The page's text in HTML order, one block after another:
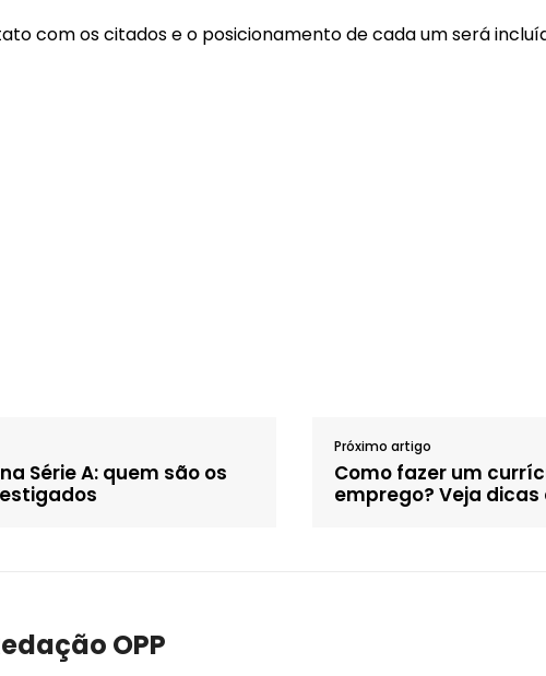
com os citados e o posicionamento de cada um será
Série A: quem são os
Próximo artigo
Como fazer um
emprego? Veja dicas
OPP